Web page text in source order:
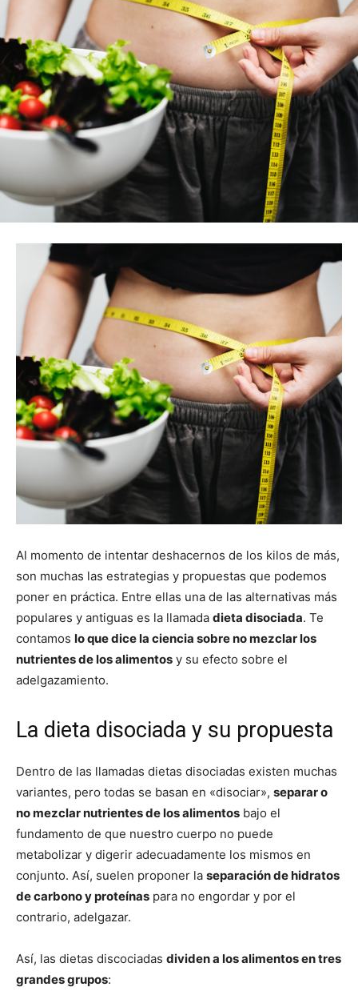
Al momento de intentar deshacernos de los kilos de más,
son muchas las estrategias y propuestas que podemos
poner en práctica. Entre ellas una de las alternativas más
populares y antiguas es la llamada dieta disociada. Te
contamos lo que dice la ciencia sobre no mezclar los
nutrientes de los alimentos y su efecto sobre el
adelgazamiento.
La dieta disociada y su propuesta
Dentro de las llamadas dietas disociadas existen muchas
variantes, pero todas se basan en «disociar», separar o
no mezclar nutrientes de los alimentos bajo el
fundamento de que nuestro cuerpo no puede
metabolizar y digerir adecuadamente los mismos en
conjunto. Así, suelen proponer la separación de hidratos
de carbono y proteínas para no engordar y por el
contrario, adelgazar.
Así, las dietas discociadas dividen a los alimentos en tres
grandes grupos: